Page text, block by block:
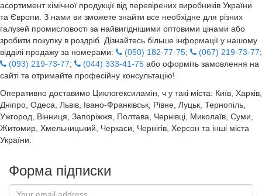
асортимент хімічної продукції від перевірених виробників України
та Європи. З нами ви зможете знайти все необхідне для різних
галузей промисловості за найвигіднішими оптовими цінами або
зробити покупку в роздріб. Дізнайтесь більше інформації у нашому
відділі продажу за номерами:
(050) 182-77-75; (067) 219-73-77;
(093) 219-73-77; (044) 333-41-75 або оформіть замовлення на
сайті та отримайте професійну консультацію!
Оперативно доставимо Циклогексиламін, ч у такі міста: Київ, Харків,
Дніпро, Одеса, Львів, Івано-Франківськ, Рівне, Луцьк, Тернопіль,
Ужгород, Вінниця, Запоріжжя, Полтава, Чернівці, Миколаїв, Суми,
Житомир, Хмельницький, Черкаси, Чернігів, Херсон та інші міста
України.
Форма підписки